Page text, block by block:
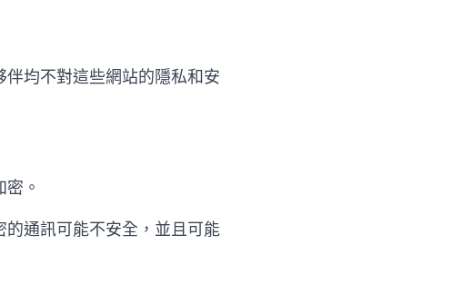
均不對這些網站的隱私和安
。
通訊可能不安全，並且可能